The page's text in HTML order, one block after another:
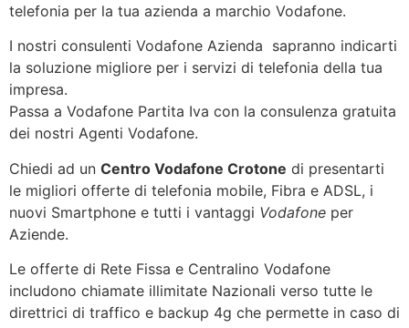
telefonia per la tua azienda a marchio Vodafone.
I nostri consulenti Vodafone Azienda sapranno indicarti
la soluzione migliore per i servizi di telefonia della tua
impresa.
Passa a Vodafone Partita Iva con la consulenza gratuita
dei nostri Agenti Vodafone.
Chiedi ad un Centro Vodafone Crotone di presentarti
le migliori offerte di telefonia mobile, Fibra e ADSL, i
nuovi Smartphone e tutti i vantaggi Vodafone per
Aziende.
Le offerte di Rete Fissa e Centralino Vodafone
includono chiamate illimitate Nazionali verso tutte le
direttrici di traffico e backup 4g che permette in caso di